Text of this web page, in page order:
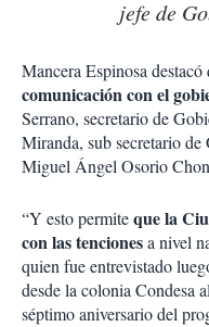
jefe de
Mancera Espinosa destacó
comunicación con el
Serrano, secretario de
Miranda, sub secretario
Miguel Ángel Osorio
“Y esto permiteque la
con las tencionesa nivel
quien fue entrevistado
desde la colonia Condesa
séptimo aniversario del